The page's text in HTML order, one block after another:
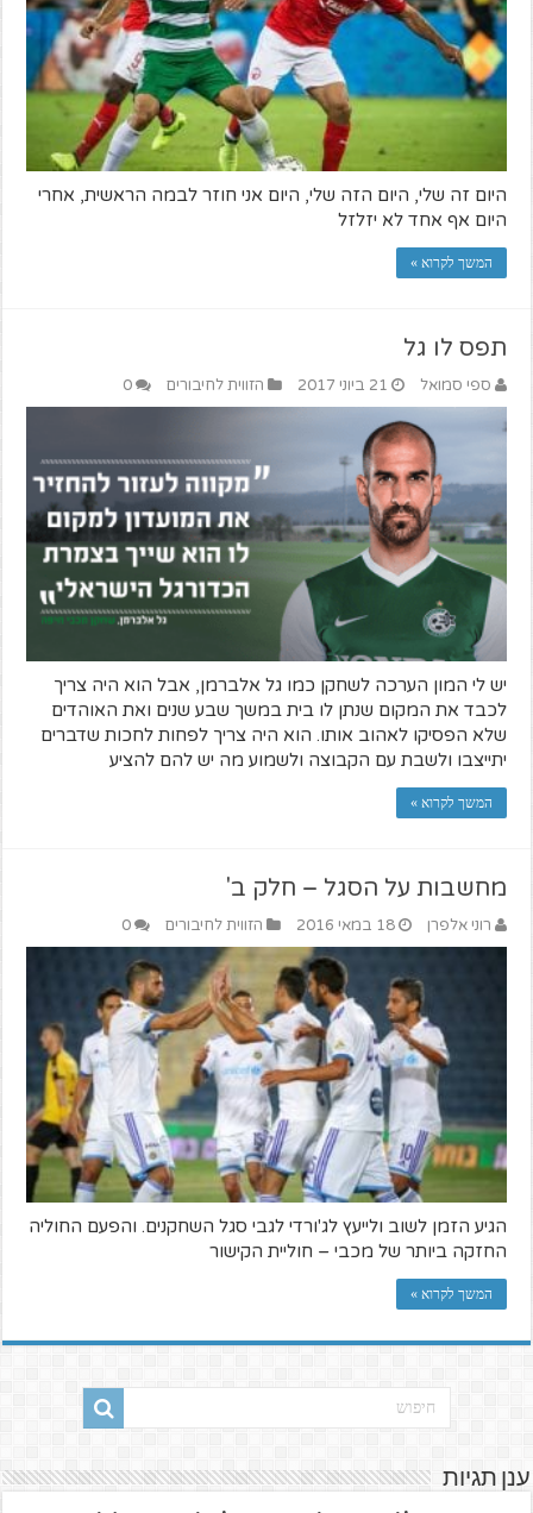
היום זה שלי, היום הזה שלי, היום אני חוזר לבמה הראשית, אחרי
היום אף אחד לא יזלזל
המשך לקרוא »
תפס לו גל
ספי סמואל 21 ביוני 2017 הזווית לחיבורים 0
יש לי המון הערכה לשחקן כמו גל אלברמן, אבל הוא היה צריך
לכבד את המקום שנתן לו בית במשך שבע שנים ואת האוהדים
שלא הפסיקו לאהוב אותו. הוא היה צריך לפחות לחכות שדברים
יתייצבו ולשבת עם הקבוצה ולשמוע מה יש להם להציע
המשך לקרוא »
מחשבות על הסגל – חלק ב'
רוני אלפרן 18 במאי 2016 הזווית לחיבורים 0
הגיע הזמן לשוב ולייעץ לג'ורדי לגבי סגל השחקנים. והפעם החוליה
החזקה ביותר של מכבי – חוליית הקישור
המשך לקרוא »
ענן תגיות